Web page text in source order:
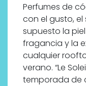
Perfumes de
con el gusto, el
supuesto la
fragancia y la
cualquier
verano. “Le
temporada de